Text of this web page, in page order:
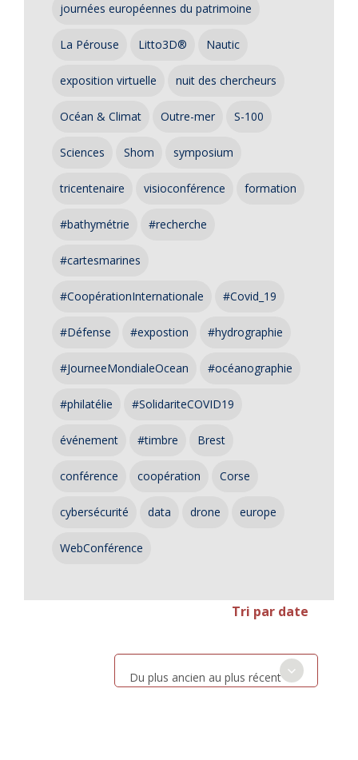
journées européennes du patrimoine
La Pérouse Litto3D® Nautic
exposition virtuelle nuit des chercheurs
Océan & Climat Outre-mer S-100
Sciences Shom symposium
tricentenaire visioconférence formation
#bathymétrie #recherche
#cartesmarines
#CoopérationInternationale #Covid_19
#Défense #expostion #hydrographie
#JourneeMondialeOcean #océanographie
#philatélie #SolidariteCOVID19
événement #timbre Brest
conférence coopération Corse
cybersécurité data drone europe
WebConférence
Tri par date
Du plus ancien au plus récent